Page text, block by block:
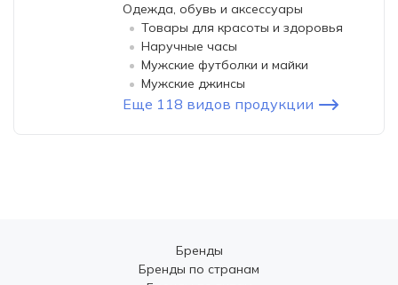
Одежда, обувь и аксессуары
Товары для красоты и здоровья
Наручные часы
Мужские футболки и майки
Мужские джинсы
Еще 118 видов продукции
Бренды
Бренды по странам